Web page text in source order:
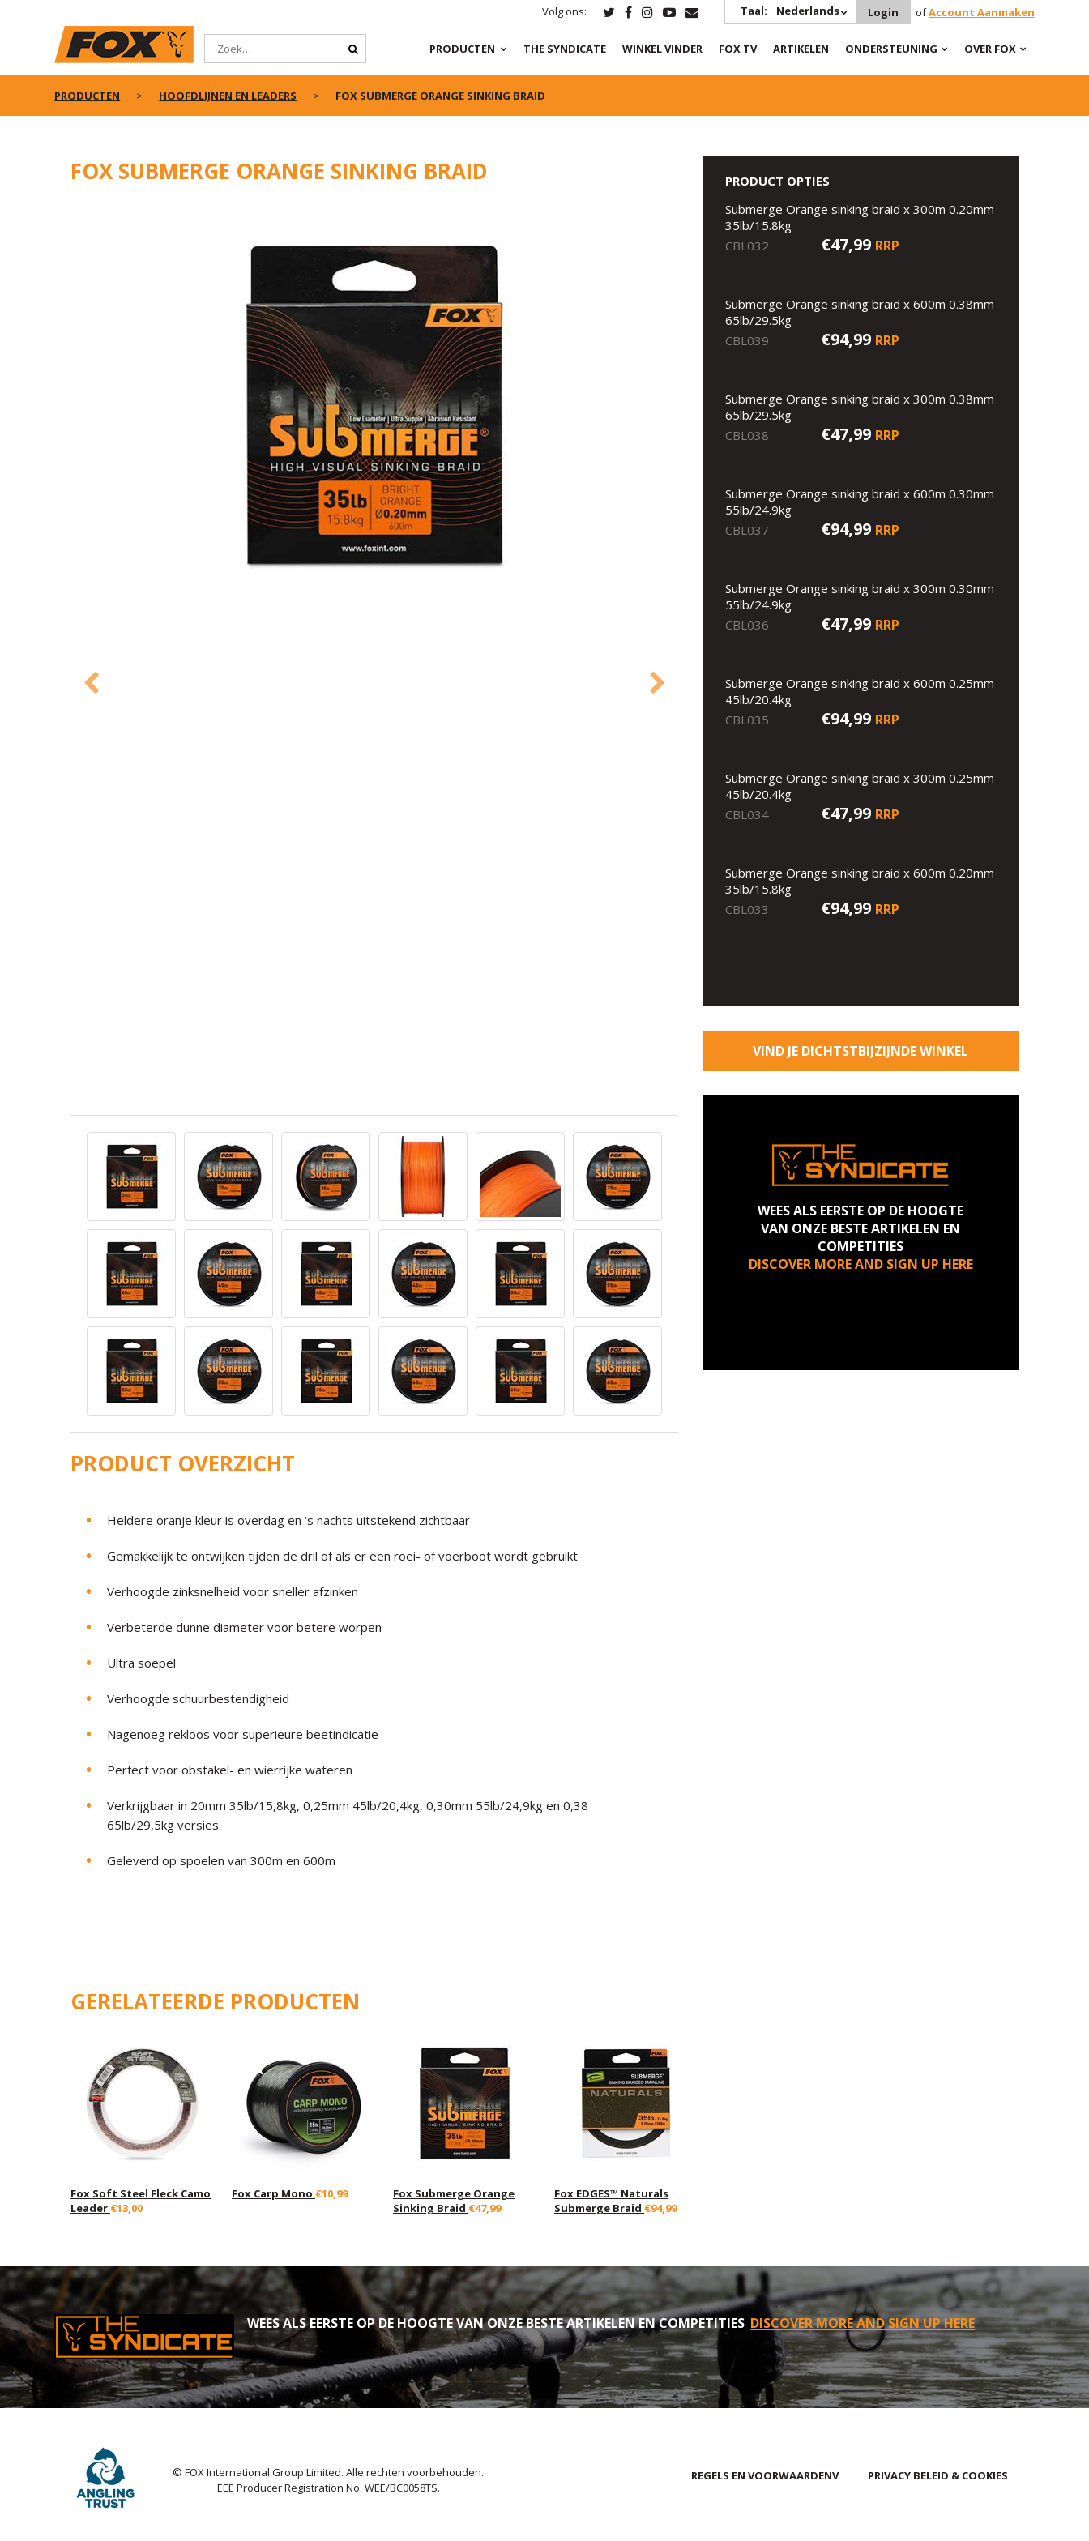
Volg ons: Taal: Nederlands Login ofAccount Aanmaken
PRODUCTEN THE SYNDICATE WINKEL VINDER FOX TV ARTIKELEN ONDERSTEUNING OVER FOX
PRODUCTEN HOOFDLIJNEN EN LEADERS FOX SUBMERGE ORANGE SINKING BRAID
FOX SUBMERGE ORANGE SINKING BRAID
PRODUCT OVERZICHT
Heldere oranje kleur is overdag en ‘s nachts uitstekend zichtbaar
Gemakkelijk te ontwijken tijden de dril of als er een roei- of voerboot wordt gebruikt
Verhoogde zinksnelheid voor sneller afzinken
Verbeterde dunne diameter voor betere worpen
Ultra soepel
Verhoogde schuurbestendigheid
Nagenoeg rekloos voor superieure beetindicatie
Perfect voor obstakel- en wierrijke wateren
Verkrijgbaar in 20mm 35lb/15,8kg, 0,25mm 45lb/20,4kg, 0,30mm 55lb/24,9kg en 0,38
65lb/29,5kg versies
Geleverd op spoelen van 300m en 600m
PRODUCT OPTIES
Submerge Orange sinking braid x 300m 0.20mm
35lb/15.8kg
CBL032
€47,99 RRP
Submerge Orange sinking braid x 600m 0.38mm
65lb/29.5kg
CBL039
€94,99 RRP
Submerge Orange sinking braid x 300m 0.38mm
65lb/29.5kg
CBL038
€47,99 RRP
Submerge Orange sinking braid x 600m 0.30mm
55lb/24.9kg
CBL037
€94,99 RRP
Submerge Orange sinking braid x 300m 0.30mm
55lb/24.9kg
CBL036
€47,99 RRP
Submerge Orange sinking braid x 600m 0.25mm
45lb/20.4kg
CBL035
€94,99 RRP
Submerge Orange sinking braid x 300m 0.25mm
45lb/20.4kg
CBL034
€47,99 RRP
Submerge Orange sinking braid x 600m 0.20mm
35lb/15.8kg
CBL033
€94,99 RRP
VIND JE DICHTSTBIJZIJNDE WINKEL
WEES ALS EERSTE OP DE HOOGTE
VAN ONZE BESTE ARTIKELEN EN
COMPETITIES
DISCOVER MORE AND SIGN UP HERE
GERELATEERDE PRODUCTEN
Fox Soft Steel Fleck Camo
Leader €13,00
Fox Carp Mono €10,99
Fox Submerge Orange
Sinking Braid €47,99
Fox EDGES™ Naturals
Submerge Braid €94,99
WEES ALS EERSTE OP DE HOOGTE VAN ONZE BESTE ARTIKELEN EN COMPETITIES DISCOVER MORE AND SIGN UP HERE
© FOX International Group Limited. Alle rechten voorbehouden.
EEE Producer Registration No. WEE/BC0058TS.
REGELS EN VOORWAARDENV PRIVACY BELEID & COOKIES